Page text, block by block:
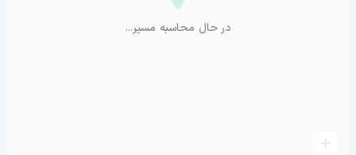
در حال محاسبه مسیر...